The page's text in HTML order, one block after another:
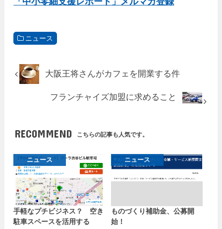
ニュース
大阪王将さんがカフェを開業する件
フランチャイズ加盟に求めること
RECOMMEND こちらの記事も人気です。
ニュース
手軽なプチビジネス？ 空き
駐車スペースを活用する
ニュース
ものづくり補助金、公募開
始！